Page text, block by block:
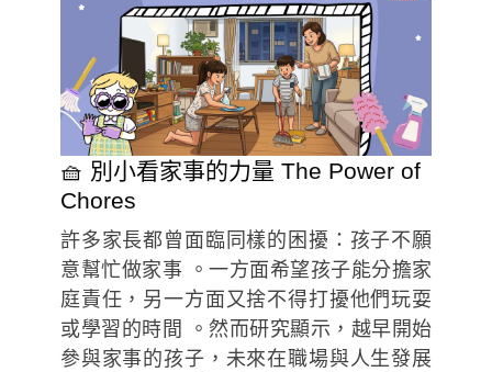
🧺 別小看家事的力量 The Power of
Chores
許多家長都曾面臨同樣的困擾：孩子不願
意幫忙做家事 。一方面希望孩子能分擔家
庭責任，另一方面又捨不得打擾他們玩耍
或學習的時間 。然而研究顯示，越早開始
參與家事的孩子，未來在職場與人生發展